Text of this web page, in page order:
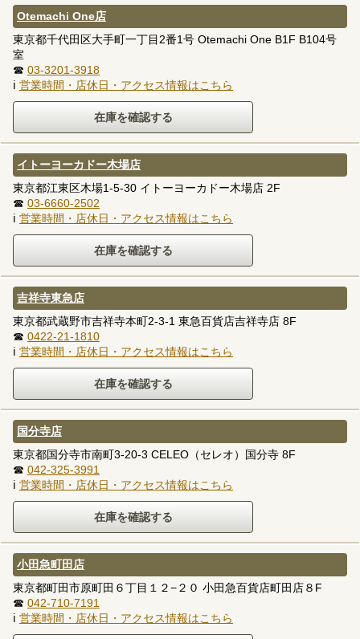
Otemachi One店
東京都千代田区大手町一丁目2番1号 Otemachi One B1F B104号
室
☎ 03-3201-3918
ℹ 営業時間・店休日・アクセス情報はこちら
イトーヨーカドー木場店
東京都江東区木場1-5-30 イトーヨーカドー木場店 2F
☎ 03-6660-2502
ℹ 営業時間・店休日・アクセス情報はこちら
吉祥寺東急店
東京都武蔵野市吉祥寺本町2-3-1 東急百貨店吉祥寺店 8F
☎ 0422-21-1810
ℹ 営業時間・店休日・アクセス情報はこちら
国分寺店
東京都国分寺市南町3-20-3 CELEO（セレオ）国分寺 8F
☎ 042-325-3991
ℹ 営業時間・店休日・アクセス情報はこちら
小田急町田店
東京都町田市原町田６丁目１２−２０ 小田急百貨店町田店８F
☎ 042-710-7191
ℹ 営業時間・店休日・アクセス情報はこちら